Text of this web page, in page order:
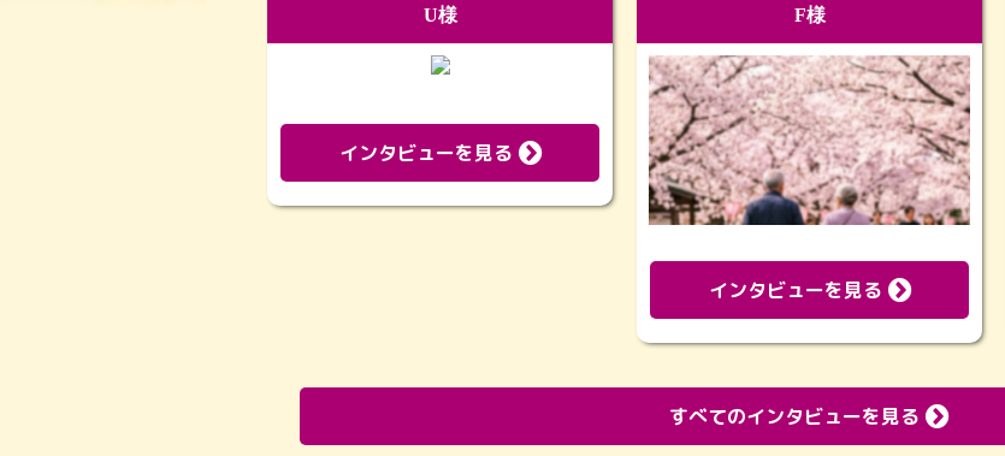
U様
インタビューを見る
F様
インタビューを見る
すべてのインタビューを見る